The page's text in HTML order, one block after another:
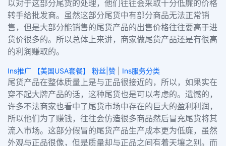
以对于这部分尾货的处理，他们往往会采取十分低廉的价格
转手给批发商。虽然这部分尾货中有部分商品无法正常销
售，但是大部分能销售的尾货产品的出售价格往往要高于进
货价很多的。所以总体上来讲，商家做尾货产品还是有很高
的利润赚取的。
Ins推广 【美国USA套餐】 粉丝|赞 Ins服务分类
尾货产品在整体质量上是与正品很接近的，所以，如果实在
穿不起大牌产品的话，这种尾货也是可以考虑的。遗憾的，
许多不法商家也看中了尾货市场中存在的巨大的盈利利润，
所以他们为了赚钱，往往会仿造很多商品然后冒充尾货将其
流入市场。这部分假冒的尾货产品生产成本更为低廉，虽然
外观与正品很像，但是质量却与正品之间有着天壤之别。而